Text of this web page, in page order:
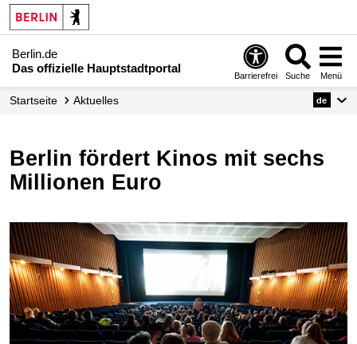
Berlin.de
Das offizielle Hauptstadtportal
Barrierefrei Suche Menü
Startseite Aktuelles de
Berlin fördert Kinos mit sechs
Millionen Euro